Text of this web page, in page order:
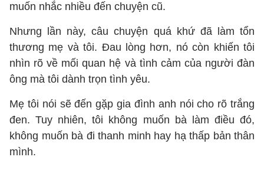
muốn nhắc nhiều đến chuyện cũ.
Nhưng lần này, câu chuyện quá khứ đã làm tổn
thương mẹ và tôi. Đau lòng hơn, nó còn khiến tôi
nhìn rõ về mối quan hệ và tình cảm của người đàn
ông mà tôi dành trọn tình yêu.
Mẹ tôi nói sẽ đến gặp gia đình anh nói cho rõ trắng
đen. Tuy nhiên, tôi không muốn bà làm điều đó,
không muốn bà đi thanh minh hay hạ thấp bản thân
mình.